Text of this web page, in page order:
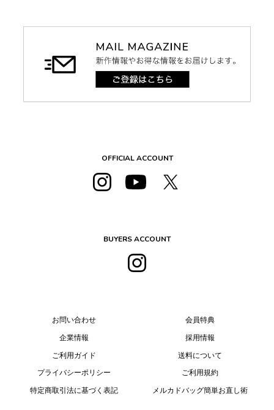
OFFICIAL ACCOUNT
BUYERS ACCOUNT
お問い合わせ
企業情報
ご利用ガイド
プライバシーポリシー
特定商取引法に基づく表記
会員特典
採用情報
送料について
ご利用規約
メルカドバッグ簡単お直し術